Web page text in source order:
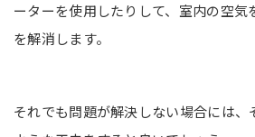
ーターを使用したりして、室内の空気
を解消します。
それでも問題が解決しない場合には、